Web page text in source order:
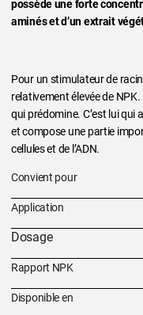
possède une forte
aminés et d’un extrait
Pour un stimulateur de
relativement élevée de
qui prédomine. C’est lui qui
et compose une partie
cellules et de l’ADN.
Convient pour
Application
Dosage
Rapport NPK
Disponible en